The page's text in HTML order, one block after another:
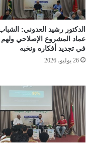
الدكتور رشيد العدوني:
عماد المشروع الإصلاحي ولهم
في تجديد أفكاره ونخبه
26 يوليو، 2026